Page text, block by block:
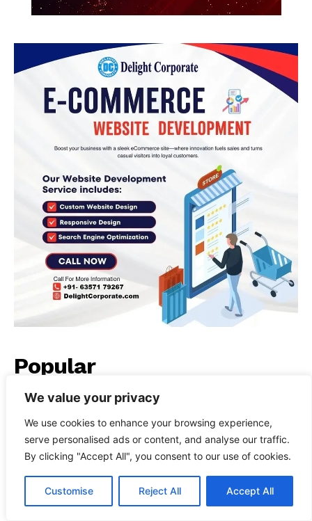
We value your privacy
We use cookies to enhance your browsing experience,
serve personalised ads or content, and analyse our traffic.
By clicking "Accept All", you consent to our use of cookies.
Customise Reject All Accept All
Popular
कौन हैं यमुना संगरासिवम?
रोज रात 3 बजे पेशाब के लिए उठती हैं?